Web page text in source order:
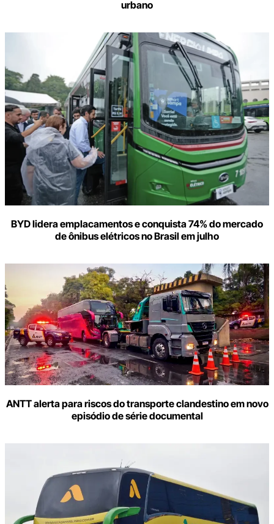
urbano
BYD lidera emplacamentos e conquista 74% do mercado
de ônibus elétricos no Brasil em julho
ANTT alerta para riscos do transporte clandestino em novo
episódio de série documental